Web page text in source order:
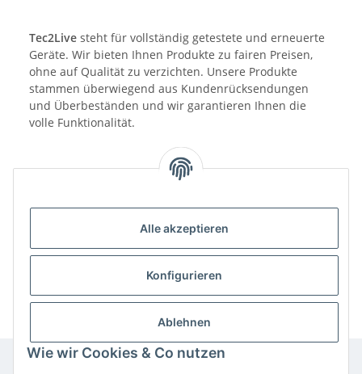
Alle akzeptieren
Konfigurieren
Ablehnen
Wie wir Cookies & Co nutzen
Tec2Live steht für vollständig getestete und erneuerte
Geräte. Wir bieten Ihnen Produkte zu fairen Preisen,
ohne auf Qualität zu verzichten. Unsere Produkte
stammen überwiegend aus Kundenrücksendungen
und Überbeständen und wir garantieren Ihnen die
volle Funktionalität.
Benachrichtigen, wenn verfügbar